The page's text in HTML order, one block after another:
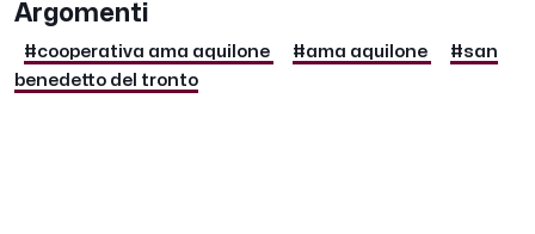
Argomenti
#cooperativa ama aquilone #ama aquilone
#san
benedetto del tronto